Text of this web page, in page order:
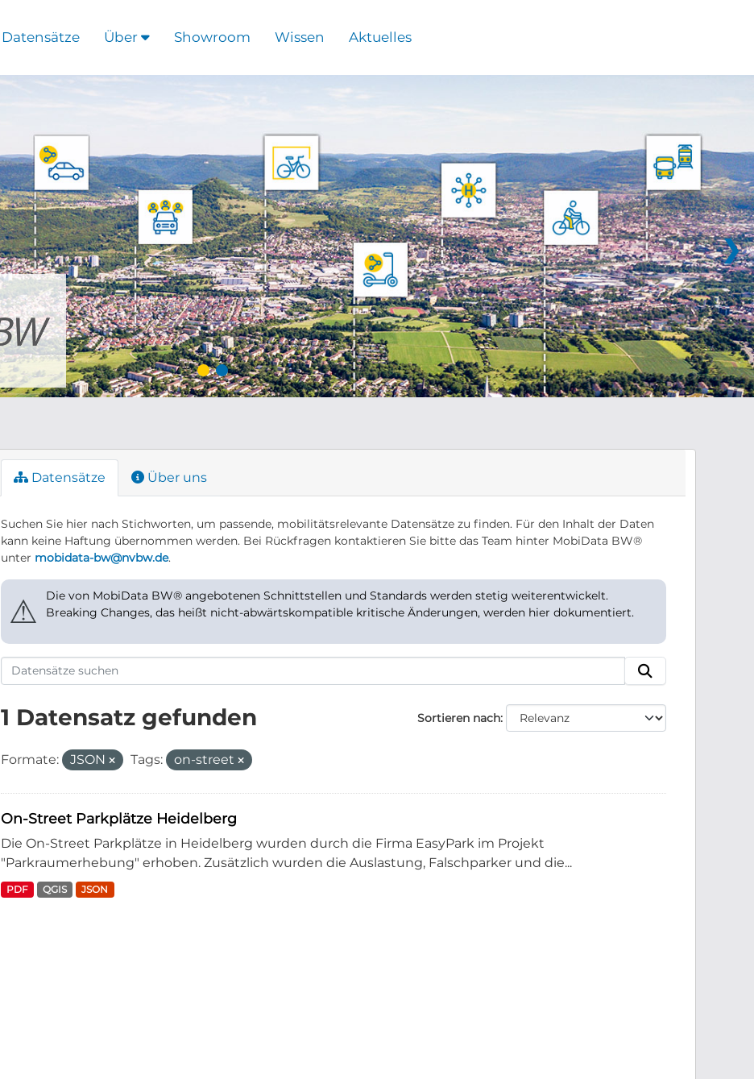
Datensätze Über Showroom Wissen Aktuelles
❯
Datensätze Über uns
Suchen Sie hier nach Stichworten, um passende, mobilitätsrelevante Datensätze zu finden. Für den Inhalt der Daten
kann keine Haftung übernommen werden. Bei Rückfragen kontaktieren Sie bitte das Team hinter MobiData BW®
unter mobidata-bw@nvbw.de.
⚠
Die von MobiData BW® angebotenen Schnittstellen und Standards werden stetig weiterentwickelt.
Breaking Changes, das heißt nicht-abwärtskompatible kritische Änderungen, werden hier dokumentiert.
Sortieren nach
1 Datensatz gefunden
Formate: JSON Tags: on-street
On-Street Parkplätze Heidelberg
Die On-Street Parkplätze in Heidelberg wurden durch die Firma EasyPark im Projekt
"Parkraumerhebung" erhoben. Zusätzlich wurden die Auslastung, Falschparker und die...
PDF QGIS JSON